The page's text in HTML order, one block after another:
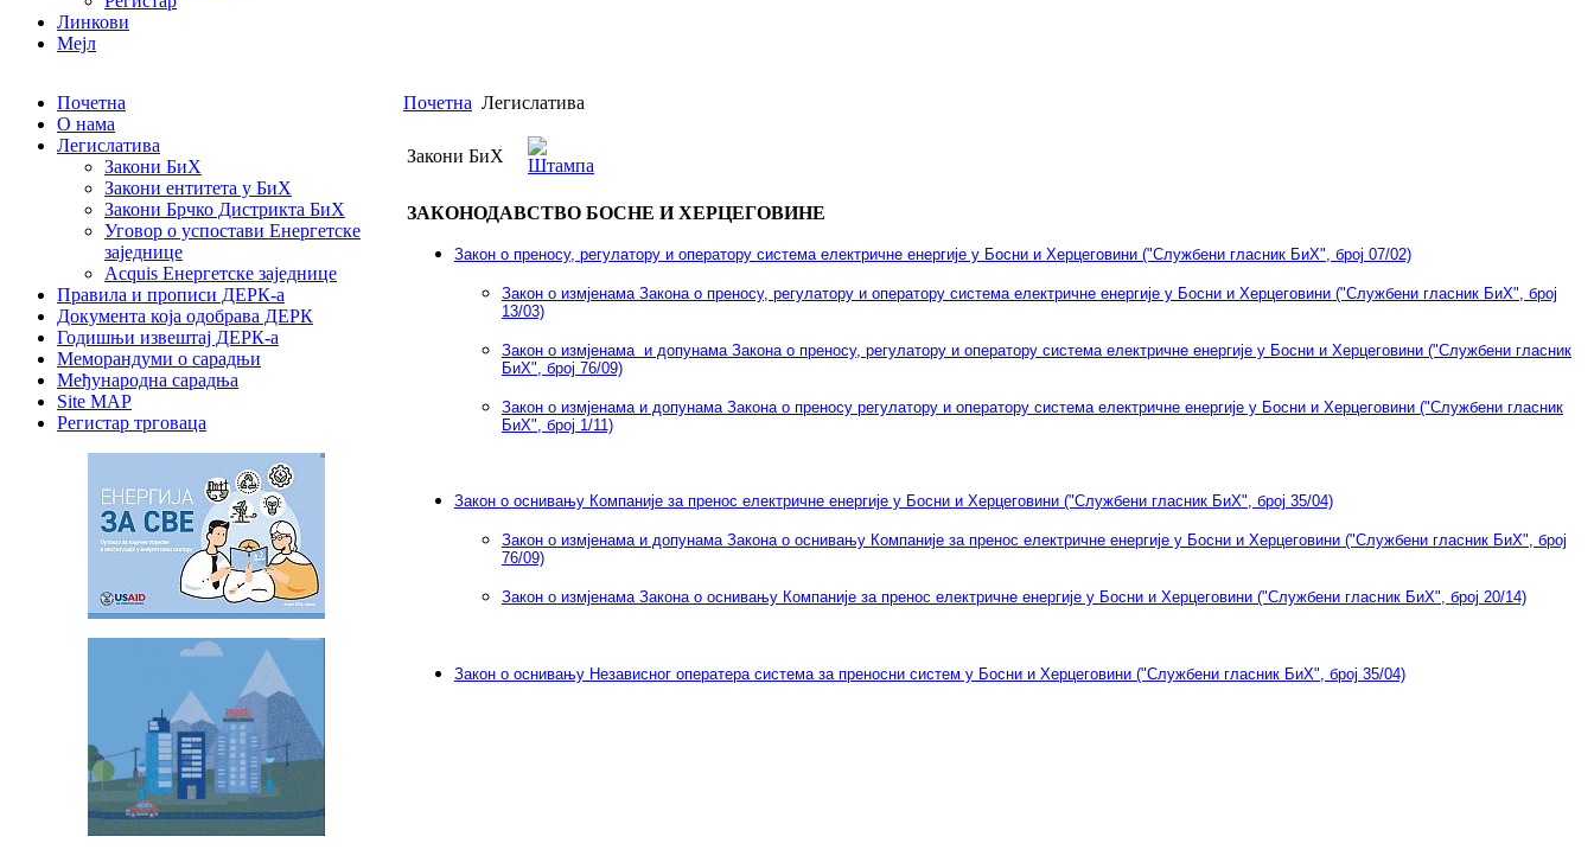
Линкови
Мејл
Почетна
О нама
Легислатива
Закони БиХ
Закони ентитета у БиХ
Закони Брчко Дистрикта БиХ
Уговор о успостави Енергетске
заједнице
Acquis Eнергетске заједнице
Правила и прописи ДЕРК-а
Документа која одобрава ДЕРК
Годишњи извештај ДЕРК-а
Меморандуми о сарадњи
Међународна сарадња
Site MAP
Регистар трговаца
Почетна Легислатива
Закони БиХ
ЗАКОНОДАВСТВО БОСНЕ И ХЕРЦЕГОВИНЕ
Закон о преносу, регулатору и оператору система електричне енергије у Босни и Херцеговини ("Службени гласник БиХ", број 07/02)
Закон о измјенама Закона о преносу, регулатору и оператору система електричне енергије у Босни и Херцеговини ("Службени гласник БиХ", број
13/03)
Закон о измјенама и допунама Закона о преносу, регулатору и оператору система електричне енергије у Босни и Херцеговини ("Службени гласник
БиХ", број 76/09)
Закон о измјенама и допунама Закона о преносу регулатору и оператору система електричне енергије у Босни и Херцеговини ("Службени гласник
БиХ", број 1/11)
Закон о оснивању Компаније за пренос електричне енергије у Босни и Херцеговини ("Службени гласник БиХ", број 35/04)
Закон о измјенама и допунама Закона о оснивању Компаније за пренос електричне енергије у Босни и Херцеговини ("Службени гласник БиХ", број
76/09)
Закон о измјенама Закона о оснивању Компаније за пренос електричне енергије у Босни и Херцеговини ("Службени гласник БиХ", број 20/14)
Закон о оснивању Независног оператера система за преносни систем у Босни и Херцеговини ("Службени гласник БиХ", број 35/04)